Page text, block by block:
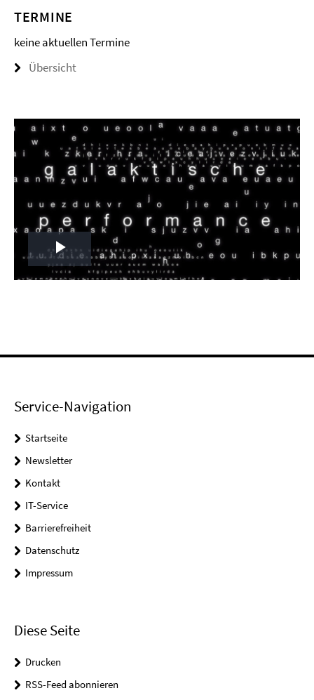
TERMINE
keine aktuellen Termine
Übersicht
Play
Service-Navigation
Startseite
Newsletter
Kontakt
IT-Service
Barrierefreiheit
Datenschutz
Impressum
Diese Seite
Drucken
RSS-Feed abonnieren